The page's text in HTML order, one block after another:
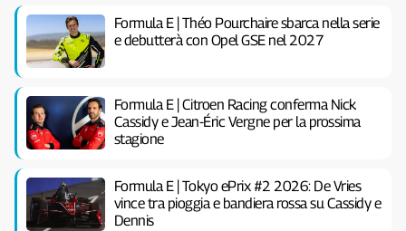
Formula E | Théo Pourchaire sbarca nella serie
e debutterà con Opel GSE nel 2027
Formula E | Citroen Racing conferma Nick
Cassidy e Jean-Éric Vergne per la prossima
stagione
Formula E | Tokyo ePrix #2 2026: De Vries
vince tra pioggia e bandiera rossa su Cassidy e
Dennis